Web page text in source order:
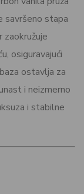
savršeno stapa
osiguravajući
ostavlja za
i neizmerno
i stabilne